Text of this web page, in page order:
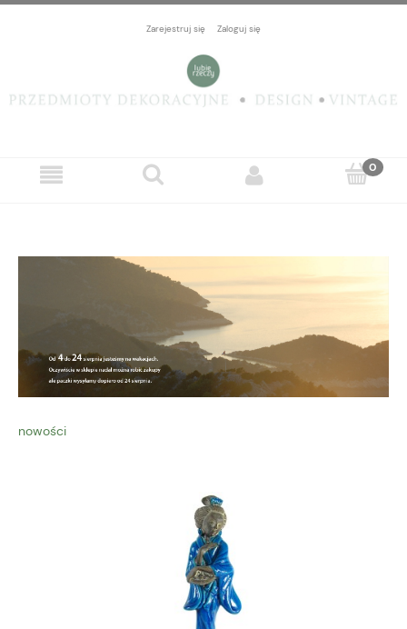
Zarejestruj się Zaloguj się
nowości